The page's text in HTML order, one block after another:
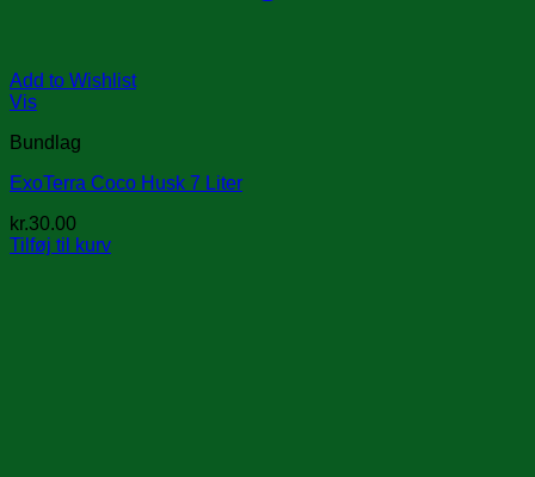
Add to Wishlist
Vis
Bundlag
ExoTerra Coco Husk 7 Liter
kr.30.00
Tilføj til kurv